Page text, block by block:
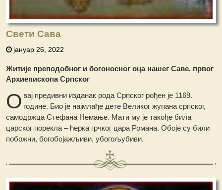
Свети Сава
јануар 26, 2022
Житије преподобног и богоносног оца нашег Саве, првог
Архиепископа Српског
О вај предивни изданак рода Српског рођен је 1169.
године. Био је најмлађе дете Великог жупана српског,
самодржца Стефана Немање. Мати му је такође била
царског порекла – ћерка грчког цара Романа. Обоје су били
побожни, богобојажљиви, убогољубиви.